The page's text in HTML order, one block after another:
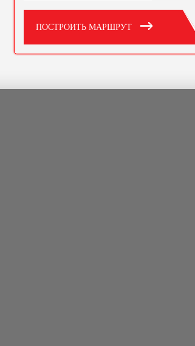
ПОСТРОИТЬ МАРШРУТ